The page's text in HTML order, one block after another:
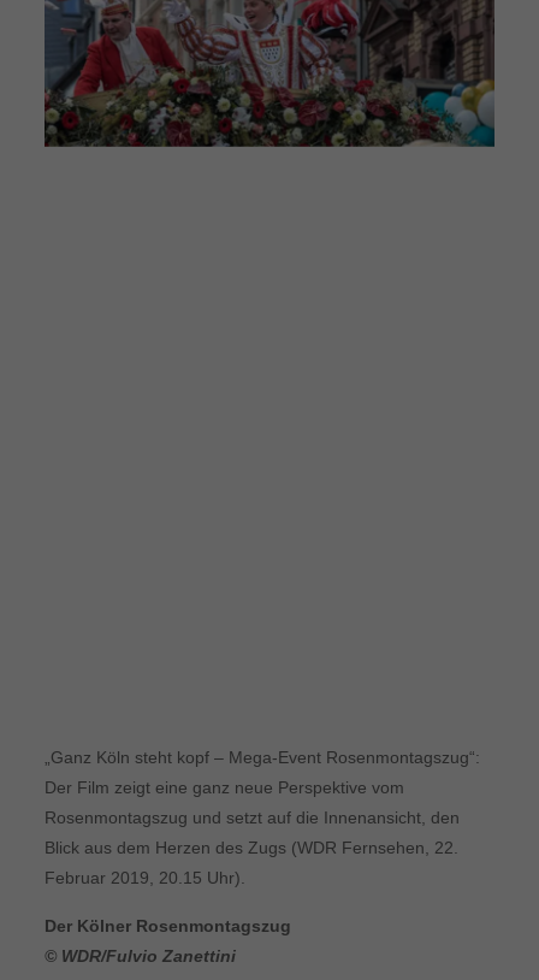
„Ganz Köln steht kopf – Mega-Event Rosenmontagszug“:
Der Film zeigt eine ganz neue Perspektive vom
Rosenmontagszug und setzt auf die Innenansicht, den
Blick aus dem Herzen des Zugs (WDR Fernsehen, 22.
Februar 2019, 20.15 Uhr).
Der Kölner Rosenmontagszug
© WDR/Fulvio Zanettini